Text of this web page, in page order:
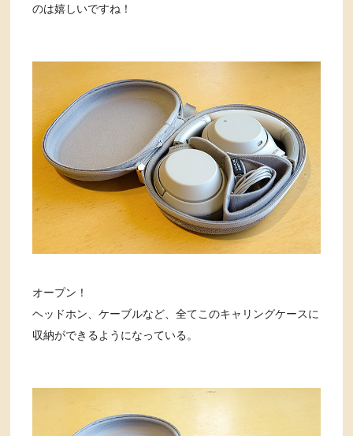
のは嬉しいですね！
オープン！
ヘッドホン、ケーブルなど、全てこのキャリングケースに
収納ができるようになっている。